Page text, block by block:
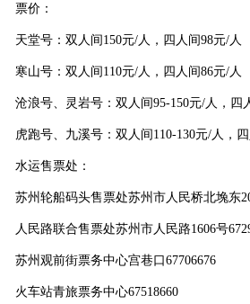
票价：
天堂号：双人间 150元/人，四人间98元/人
寒山号：双人间 110元/人，四人间86元/人
沧浪号、灵岩号：双人间95-150元/人，四
虎跑号、九溪号：双人间 110-130元/人，
水运售票处：
苏州轮船码头售票处苏州市人民桥北堍东
人民路联合售票处苏州市人民路1606号
苏州观前街票务中心宫巷口 67706676
火车站青旅票务中心67518660